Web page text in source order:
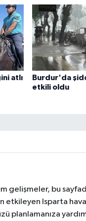
atlı
Burdur'da
etkili oldu
gelişmeler, bu
etkileyen Isparta
planlamanıza